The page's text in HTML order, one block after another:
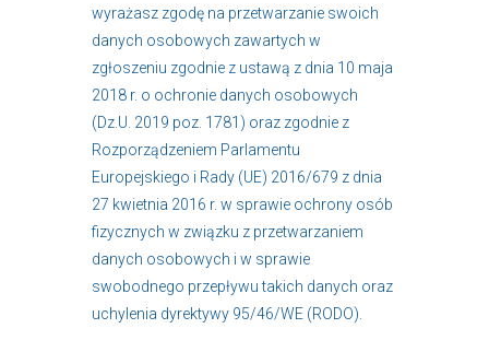
wyrażasz zgodę na przetwarzanie swoich
danych osobowych zawartych w
zgłoszeniu zgodnie z ustawą z dnia 10 maja
2018 r. o ochronie danych osobowych
(Dz.U. 2019 poz. 1781) oraz zgodnie z
Rozporządzeniem Parlamentu
Europejskiego i Rady (UE) 2016/679 z dnia
27 kwietnia 2016 r. w sprawie ochrony osób
fizycznych w związku z przetwarzaniem
danych osobowych i w sprawie
swobodnego przepływu takich danych oraz
uchylenia dyrektywy 95/46/WE (RODO).